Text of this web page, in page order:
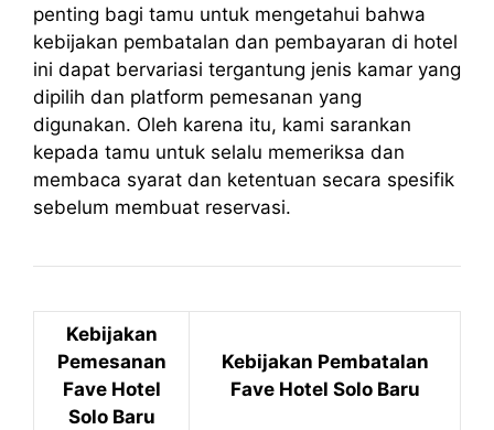
penting bagi tamu untuk mengetahui bahwa
kebijakan pembatalan dan pembayaran di hotel
ini dapat bervariasi tergantung jenis kamar yang
dipilih dan platform pemesanan yang
digunakan. Oleh karena itu, kami sarankan
kepada tamu untuk selalu memeriksa dan
membaca syarat dan ketentuan secara spesifik
sebelum membuat reservasi.
Kebijakan
Pemesanan
Fave Hotel
Solo Baru
Kebijakan Pembatalan
Fave Hotel Solo Baru